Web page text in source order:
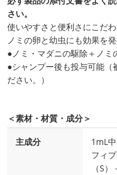
さい。
使いやすさと便利さにこだ
ノミの卵と幼虫にも効果を
●ノミ・マダニの駆除＋ノ
●シャンプー後も投与可能（
ださい。）
＜素材・材質・成分＞
主成分
1mL中
フィ
（S